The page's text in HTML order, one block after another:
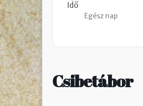
Idő
Egész nap
Csibetábor